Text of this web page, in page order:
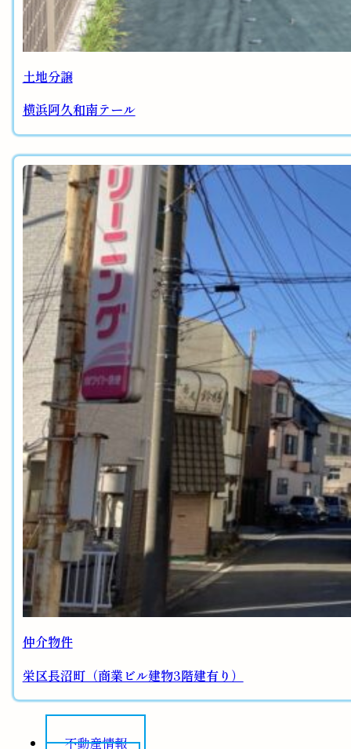
土地分譲
横浜阿久和南テール
仲介物件
栄区長沼町（商業ビル建物3階建有り）
不動産情報